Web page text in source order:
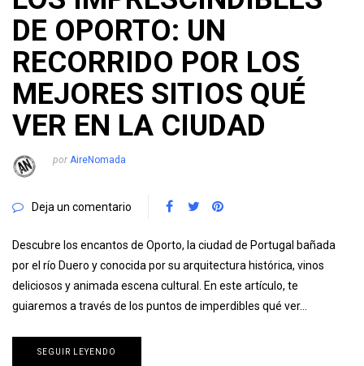
DE OPORTO: UN
RECORRIDO POR LOS
MEJORES SITIOS QUÉ
VER EN LA CIUDAD
por AireNomada
Deja un comentario
Descubre los encantos de Oporto, la ciudad de Portugal bañada
por el río Duero y conocida por su arquitectura histórica, vinos
deliciosos y animada escena cultural. En este artículo, te
guiaremos a través de los puntos de imperdibles qué ver…
SEGUIR LEYENDO